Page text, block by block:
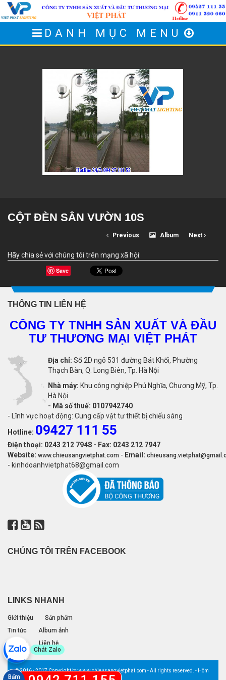
DANH MỤC MENU
CỘT ĐÈN SÂN VƯỜN 10S
Previous Album Next
Hãy chia sẻ với chúng tôi trên mạng xã hội:
Save
THÔNG TIN LIÊN HỆ
CÔNG TY TNHH SẢN XUẤT VÀ ĐẦU
TƯ THƯƠNG MẠI VIỆT PHÁT
Địa chỉ: Số 2D ngõ 531 đường Bát Khối, Phường
Thạch Bàn, Q. Long Biên, Tp. Hà Nội
Nhà máy: Khu công nghiệp Phú Nghĩa, Chương Mỹ, Tp.
Hà Nội
- Mã số thuế: 0107942740
- Lĩnh vực hoạt động: Cung cấp vật tư thiết bị chiếu sáng
Hotline: 09427 111 55
Điện thoại: 0243 212 7948 - Fax: 0243 212 7947
Website: www.chieusangvietphat.com - Email:
- kinhdoanhvietphat68@gmail.com
CHÚNG TÔI TRÊN FACEBOOK
LINKS NHANH
Giới thiệu
Sản phẩm
Tin tức
Album ảnh
Đối tác
Liên hệ
© 2016 - 2017 Copyright by www.chieusangvietphat.com - All rights reserved. - Hôm
nay: 0 lượt
Chát Zalo
Bấm